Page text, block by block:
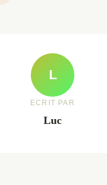
L
ECRIT PAR
Luc